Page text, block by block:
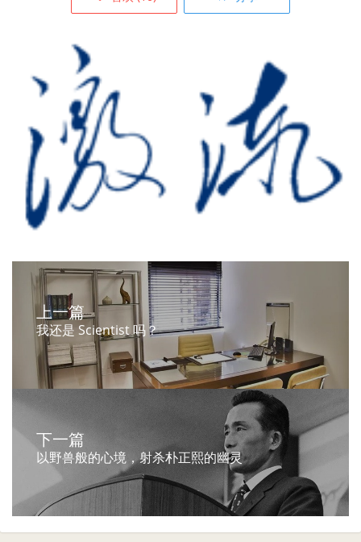
上一篇
我还是 Scientist 吗？
下一篇
以野兽般的心境，射杀朴正熙的幽灵